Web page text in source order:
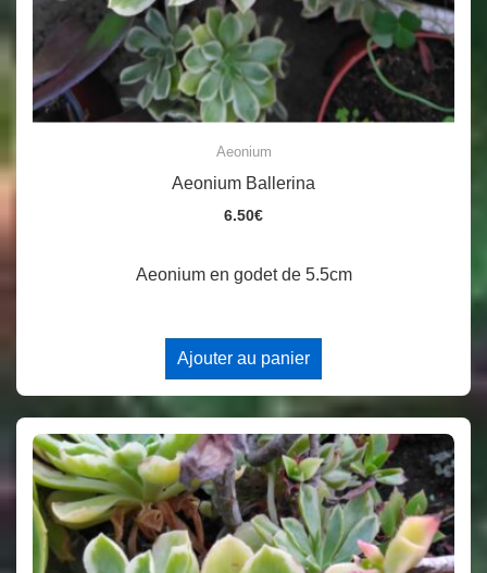
Aeonium
Aeonium Ballerina
6.50€
Aeonium en godet de 5.5cm
Ajouter au panier